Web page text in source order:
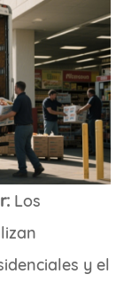
Los
y el